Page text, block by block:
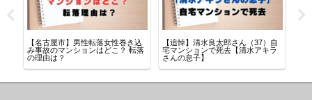
【名古屋市】男性転落女性巻き込
み事故のマンションはどこ？ 転落
の理由は？
【追悼】清水良太郎さん（37）自
宅マンションで死去【清水アキラ
さんの息子】